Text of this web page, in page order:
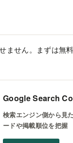
ません。まずは無
Google Search
検索エンジン側から見
ードや掲載順位を把握